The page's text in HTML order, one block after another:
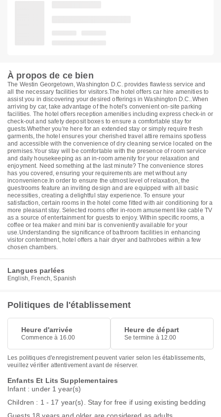
À propos de ce bien
The Westin Georgetown, Washington D.C. provides flawless service and
all the necessary facilities for visitors.The hotel offers car hire amenities to
assist you in discovering your desired offerings in Washington D.C..When
arriving by car, take advantage of the hotel's convenient on-site parking
facilities. The hotel offers reception amenities including express check-in or
check-out and safety deposit boxes to ensure a comfortable stay for
guests.Whether you're here for an extended stay or simply require fresh
garments, the hotel ensures your cherished travel attire remains spotless
and accessible with the convenience of dry cleaning service located on the
premises.Your stay will be comfortable with the presence of room service
and daily housekeeping as an in-room amenity for your relaxation and
enjoyment. Need something at the last minute? The convenience stores
has you covered, ensuring your requirements are met without any
inconvenience.In order to ensure the utmost level of relaxation, the
guestrooms feature an inviting design and are equipped with all basic
necessities, creating a delightful stay experience. To ensure your
satisfaction, certain rooms in the hotel come fitted with air conditioning for a
more pleasant stay. Selected rooms offer in-room amusement like cable TV
as a source of entertainment for guests to enjoy. Within specific rooms, a
coffee or tea maker and mini bar is conveniently available for your
use.Understanding the significance of bathroom facilities in enhancing
visitor contentment, hotel offers a hair dryer and bathrobes within a few
chosen chambers.
Langues parlées
English, French, Spanish
Politiques de l'établissement
Heure d'arrivée
Commence à 16.00
Heure de départ
Se termine à 12.00
Les politiques d'enregistrement peuvent varier selon les établissements,
veuillez vérifier attentivement avant de réserver.
Enfants Et Lits Supplementaires
Infant : under 1 year(s)
Children : 1 - 17 year(s). Stay for free if using existing bedding
Guests 18 years and older are considered as adults